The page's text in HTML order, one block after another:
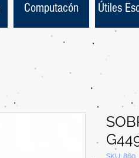
Computacón Útiles